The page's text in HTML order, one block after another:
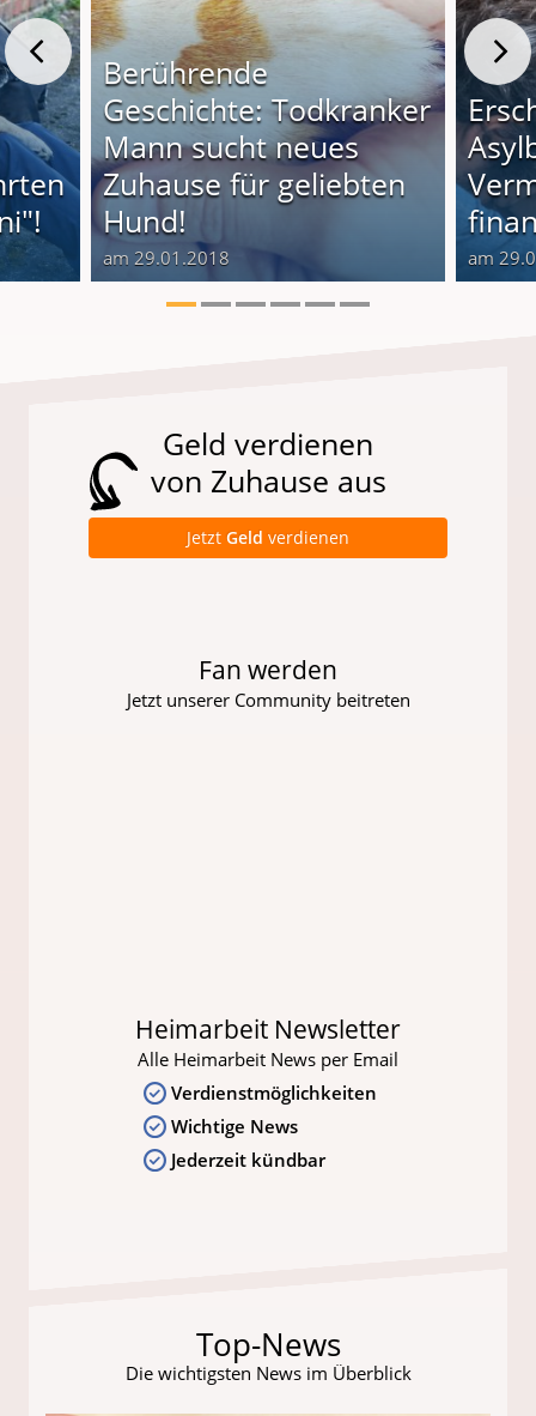
Berührende
Geschichte: Todkranker
Mann sucht neues
Zuhause für geliebten
Hund!
am 29.01.2018 am
Geld verdienen
von Zuhause aus
Jetzt Geld verdienen
Fan werden
Jetzt unserer Community beitreten
Heimarbeit Newsletter
Alle Heimarbeit News per Email
Verdienstmöglichkeiten
Wichtige News
Jederzeit kündbar
Top-News
Die wichtigsten News im Überblick